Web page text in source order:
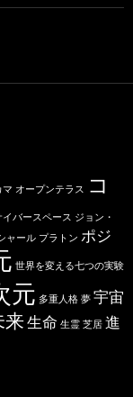
マ オープンテラス
コ
イバースペース ジョン・
ャール プラトン ポジ
世界を変える七つの実験
元 多重人格 夢 宇宙
来生命 生霊 芝居 進